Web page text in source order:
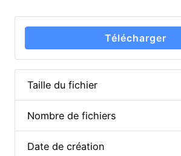
Télécharger
Taille du fichier
Nombre de fichiers
Date de création